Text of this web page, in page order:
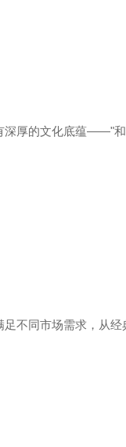
深厚的文化底蕴——"和
足不同市场需求，从